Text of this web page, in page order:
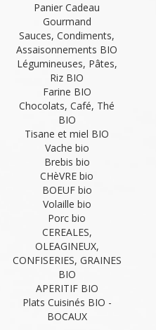
Panier Cadeau
Gourmand
Sauces, Condiments,
Assaisonnements BIO
Légumineuses, Pâtes,
Riz BIO
Farine BIO
Chocolats, Café, Thé
BIO
Tisane et miel BIO
Vache bio
Brebis bio
CHèVRE bio
BOEUF bio
Volaille bio
Porc bio
CEREALES,
OLEAGINEUX,
CONFISERIES, GRAINES
BIO
APERITIF BIO
Plats Cuisinés BIO -
BOCAUX